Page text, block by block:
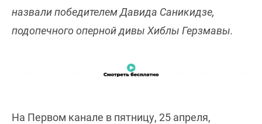
назвали победителем Давида Саникидзе,
подопечного оперной дивы Хиблы Герзмавы.
На Первом канале в пятницу, 25 апреля,